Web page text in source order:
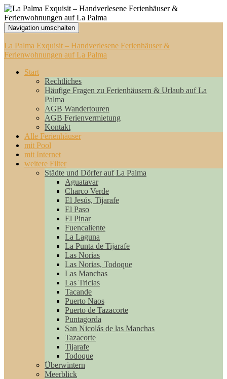
Navigation umschalten
La Palma Exquisit – Handverlesene Ferienhäuser &
Ferienwohnungen auf La Palma
Start
Rechtliches
Häufige Fragen zu Ferienhäusern & Urlaub auf La
Palma
AGB Wandertouren
AGB Ferienvermietung
Kontakt
Alle Ferienhäuser
mit Pool
mit Internet
weitere Filter
Städte und Dörfer auf La Palma
Aguatavar
Charco Verde
El Jesús, Tijarafe
El Paso
El Pinar
Fuencaliente
La Laguna
La Punta de Tijarafe
Las Norias
Las Norias, Todoque
Las Manchas
Las Tricias
Tacande
Puerto Naos
Puerto de Tazacorte
Puntagorda
San Nicolás de las Manchas
Tazacorte
Tijarafe
Todoque
Überwintern
Meerblick